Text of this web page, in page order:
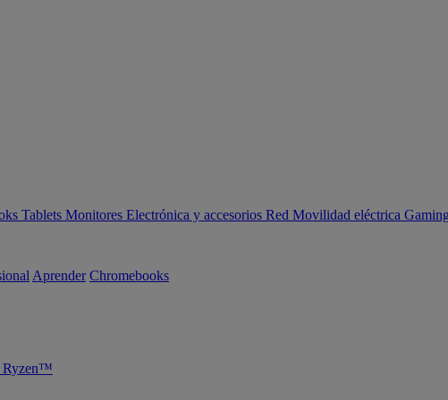
Tablets Monitores Electrónica y accesorios Red Movilidad eléctrica
Aprender Chromebooks
Ryzen™